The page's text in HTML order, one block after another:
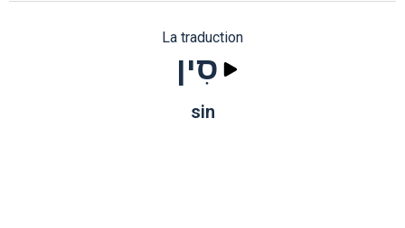
La traduction
סִין
sin